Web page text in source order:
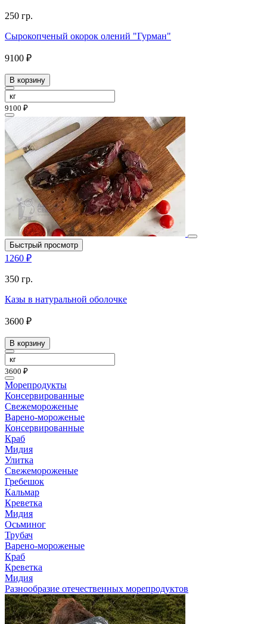
250 гр.
Сырокопченый окорок олений "Гурман"
9100 ₽
В корзину
9100 ₽
Быстрый просмотр
1260 ₽
350 гр.
Казы в натуральной оболочке
3600 ₽
В корзину
3600 ₽
Морепродукты
Консервированные
Свежемороженые
Варено-мороженые
Консервированные
Краб
Мидия
Улитка
Свежемороженые
Гребешок
Кальмар
Креветка
Мидия
Осьминог
Трубач
Варено-мороженые
Краб
Креветка
Мидия
Разнообразие отечественных морепродуктов